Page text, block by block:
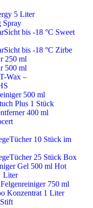
5 Liter
Spray
bis -18 °C Sweet
bis -18 °C Zirbe
250 ml
500 ml
Wax –
500 ml
Plus 1 Stück
400 ml
10 Stück im
25 Stück Box
Gel 500 ml Hot
Liter
750 ml
Konzentrat 1 Liter